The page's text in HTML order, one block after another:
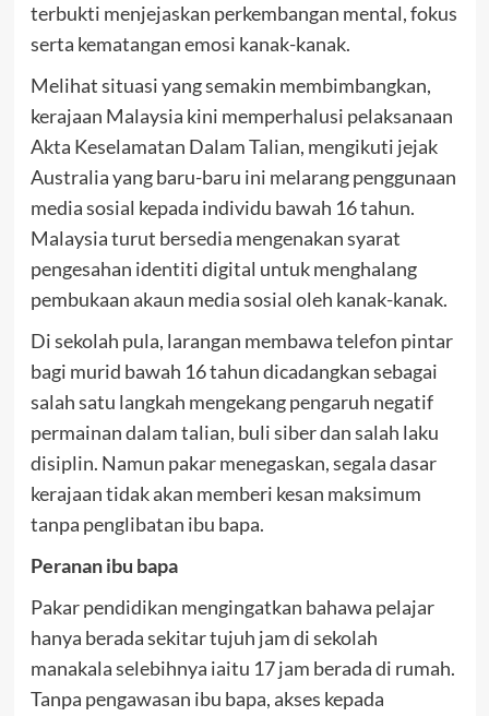
terbukti menjejaskan perkembangan mental, fokus
serta kematangan emosi kanak-kanak.
Melihat situasi yang semakin membimbangkan,
kerajaan Malaysia kini memperhalusi pelaksanaan
Akta Keselamatan Dalam Talian, mengikuti jejak
Australia yang baru-baru ini melarang penggunaan
media sosial kepada individu bawah 16 tahun.
Malaysia turut bersedia mengenakan syarat
pengesahan identiti digital untuk menghalang
pembukaan akaun media sosial oleh kanak-kanak.
Di sekolah pula, larangan membawa telefon pintar
bagi murid bawah 16 tahun dicadangkan sebagai
salah satu langkah mengekang pengaruh negatif
permainan dalam talian, buli siber dan salah laku
disiplin. Namun pakar menegaskan, segala dasar
kerajaan tidak akan memberi kesan maksimum
tanpa penglibatan ibu bapa.
Peranan ibu bapa
Pakar pendidikan mengingatkan bahawa pelajar
hanya berada sekitar tujuh jam di sekolah
manakala selebihnya iaitu 17 jam berada di rumah.
Tanpa pengawasan ibu bapa, akses kepada